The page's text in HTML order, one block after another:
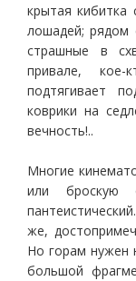
крытая
лошадей; рядом
страшные в
привале, кое-
подтягивает
коврики на
вечность!..
Многие
или
же,
Но горам нужен
большой